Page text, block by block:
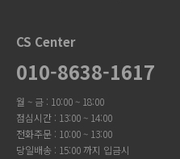
CS Center
010-8638-1617
월 ~ 금 : 10:00 ~ 18:00
점심시간 : 13:00 ~ 14:00
전화주문 : 10:00 ~ 13:00
당일배송 : 15:00 까지 입금시